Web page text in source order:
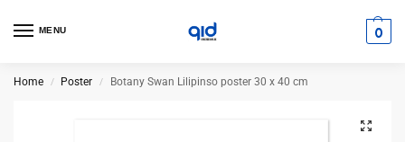
MENU 0
Home / Poster / Botany Swan Lilipinso poster 30 x 40 cm